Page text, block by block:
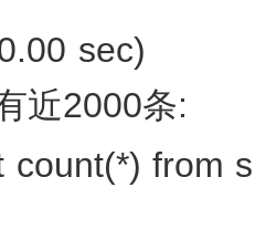
sec)
近2000条:
count(*) from